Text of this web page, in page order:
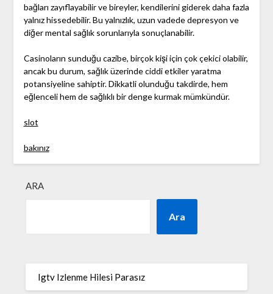
bağları zayıflayabilir ve bireyler, kendilerini giderek daha fazla
yalnız hissedebilir. Bu yalnızlık, uzun vadede depresyon ve
diğer mental sağlık sorunlarıyla sonuçlanabilir.
Casinoların sunduğu cazibe, birçok kişi için çok çekici olabilir,
ancak bu durum, sağlık üzerinde ciddi etkiler yaratma
potansiyeline sahiptir. Dikkatli olunduğu takdirde, hem
eğlenceli hem de sağlıklı bir denge kurmak mümkündür.
slot
bakınız
ARA
Ara
Igtv Izlenme Hilesi Parasız